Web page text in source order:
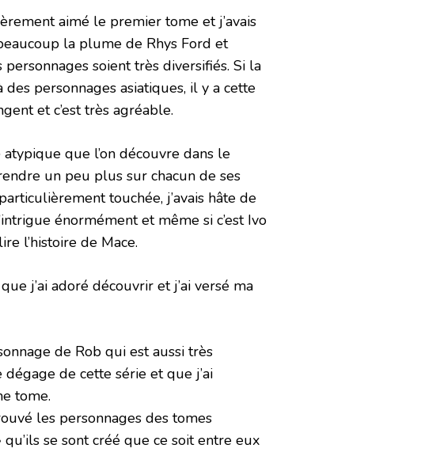
aimé le premier tome et j’avais
la plume de Rhys Ford et
soient très diversifiés. Si la
personnages asiatiques, il y a cette
et c’est très agréable.
que l’on découvre dans le
un peu plus sur chacun de ses
touchée, j’avais hâte de
énormément et même si c’est Ivo
l’histoire de Mace.
j’ai adoré découvrir et j’ai versé ma
de Rob qui est aussi très
dégage de cette série et que j’ai
tome.
les personnages des tomes
se sont créé que ce soit entre eux